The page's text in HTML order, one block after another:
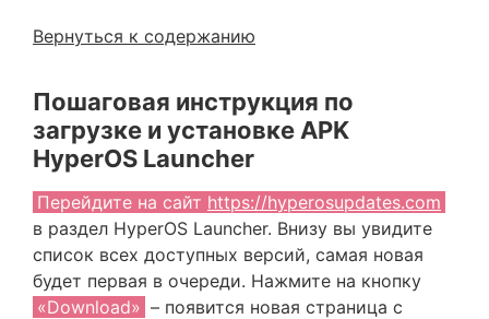
Вернуться к содержанию
Пошаговая инструкция по
загрузке и установке APK
HyperOS Launcher
Перейдите на сайт https://hyperosupdates.com
в раздел HyperOS Launcher. Внизу вы увидите
список всех доступных версий, самая новая
будет первая в очереди. Нажмите на кнопку
«Download» – появится новая страница с